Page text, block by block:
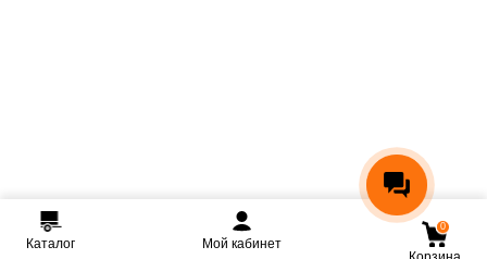
Каталог Мой кабинет
0